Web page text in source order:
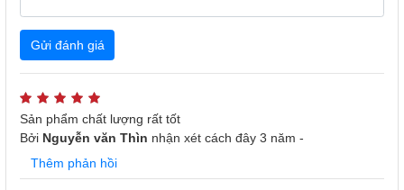
Smart Tivi Coexsử dụng hệ điều hành Linux thân thiện với
người dùng, dễ dàng thao tác, giao diện trực quan, xử lý
mượt mà. Hơn nữa, tivi còn được cài đặt sẵn ứng dụng
YouTube....mang đến cho gia đình bạn phút giây thư giãn
sau những giờ làm việc căng thẳng.
Gửi đánh giá
Sản phẩm chất lượng rất tốt
Bởi Nguyễn văn Thìn nhận xét cách đây 3 năm -
Thêm phản hồi